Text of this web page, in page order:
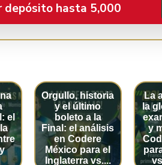
depósito hasta 5,000
el
Orgullo, historia
y el último
boleto a la
Final: el análisis
en Codere
México para el
Inglaterra vs....
La
la
y